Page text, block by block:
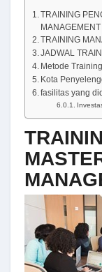
TRAINING
MANAGEMENT
TRAINING
JADWAL
Metode Training
Kota
fasilitas yang